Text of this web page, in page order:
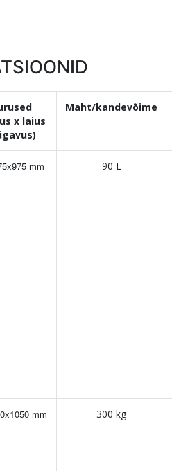
x laius
Maht/kandevõime
mm 90 L
mm 300 kg